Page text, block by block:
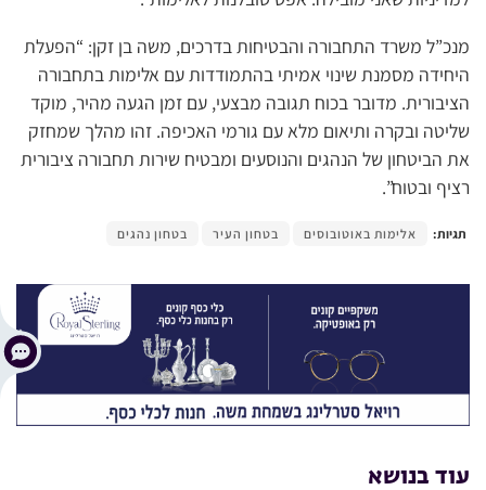
מנכ”ל משרד התחבורה והבטיחות בדרכים, משה בן זקן: “הפעלת
היחידה מסמנת שינוי אמיתי בהתמודדות עם אלימות בתחבורה
הציבורית. מדובר בכוח תגובה מבצעי, עם זמן הגעה מהיר, מוקד
שליטה ובקרה ותיאום מלא עם גורמי האכיפה. זהו מהלך שמחזק
את הביטחון של הנהגים והנוסעים ומבטיח שירות תחבורה ציבורית
רציף ובטוח”.
תגיות: אלימות באוטובוסים בטחון העיר בטחון נהגים
עוד בנושא